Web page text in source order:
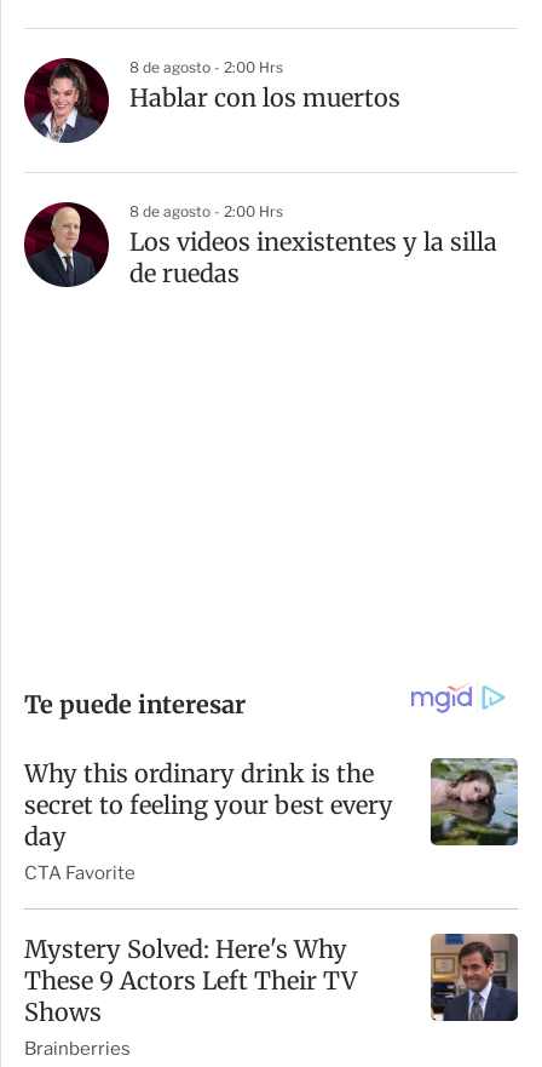
8 de agosto - 2:00 Hrs
Hablar con los muertos
8 de agosto - 2:00 Hrs
Los videos inexistentes y la silla
de ruedas